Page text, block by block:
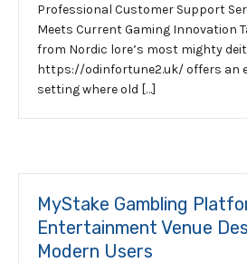
Professional Customer Support
Meets Current Gaming Innovation
from Nordic lore’s most mighty
https://odinfortune2.uk/ offers an
setting where old […]
MyStake Gambling
Entertainment Venue
Modern Users